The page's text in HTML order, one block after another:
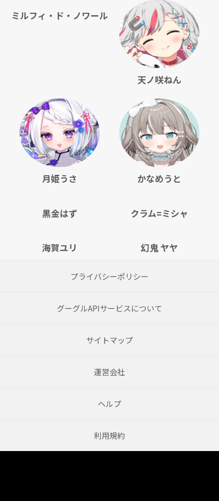
ミルフィ・ド・ノワール
天ノ咲ねん
月姫うさ かなめうと
黒金はず クラム=ミシャ
海賀ユリ 幻鬼 ヤヤ
プライバシーポリシー
グーグルAPIサービスについて
サイトマップ
運営会社
ヘルプ
利用規約